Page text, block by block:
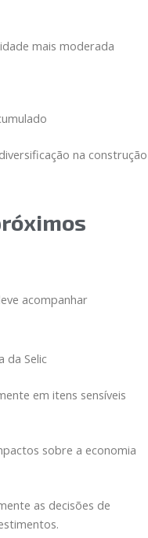
mais moderada
na construção
acompanhar
da Selic
em itens sensíveis
sobre a economia
as decisões de